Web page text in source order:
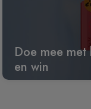
Doe mee
en win